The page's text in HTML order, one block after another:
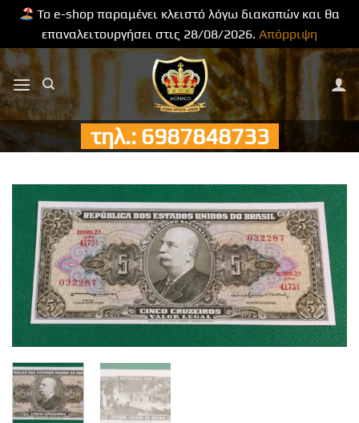
Το e-shop παραμένει κλειστό λόγω διακοπών και θα
επαναλειτουργήσει στις 28/08/2026. Απόρριψη
Μετάβαση
στο
περιεχόμενο
τηλ.: 6987848733